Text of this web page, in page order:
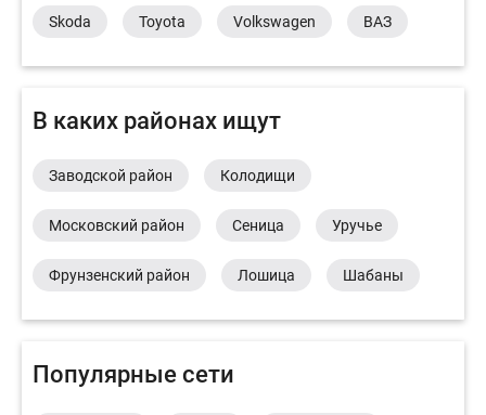
Skoda Toyota Volkswagen ВАЗ
В каких районах ищут
Заводской район Колодищи
Московский район Сеница Уручье
Фрунзенский район Лошица Шабаны
Популярные сети